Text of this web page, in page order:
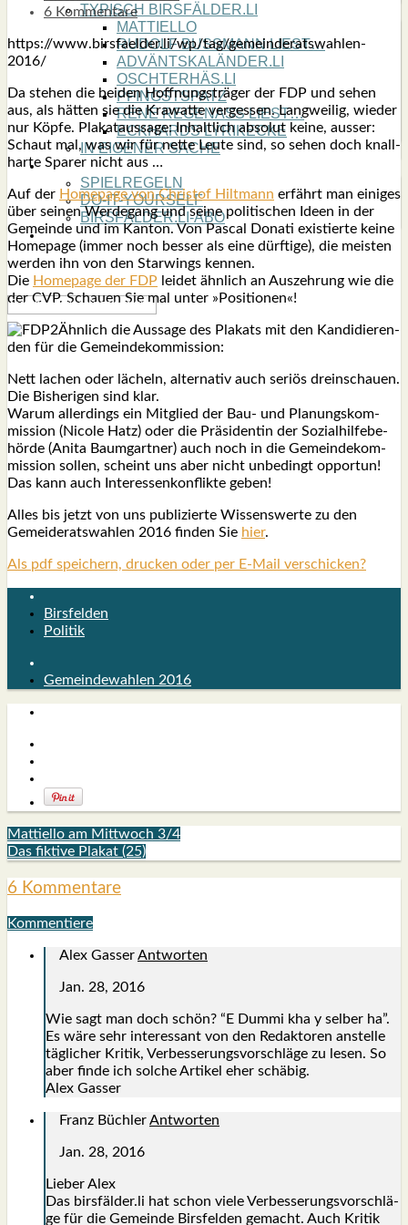
TYPISCH BIRSFÄLDER.LI
MATTIELLO
RUDOLF BUSS­MANN LIEST…
ADVÄNTSKALÄNDER.LI
OSCHTERHÄS.LI
PFINGST­SPATZ
RENÉ REGEN­ASS LIEST…
ECK­HARDS LYRIK­ECKE
IN EIGE­NER SACHE
SO GOOT’S
SPIEL­RE­GELN
DO-IT-YOUR­S­ELF
BIRSFÄLDER.LI-ABO
SHOUT­BOX
6 Kommentare
https://www.birsfaelder.li/wp/tag/gemeinderatswahlen-
2016/
Da ste­hen die bei­den Hoff­nungs­trä­ger der FDP und sehen
aus, als hät­ten sie die Kra­wat­te ver­ges­sen. Lang­wei­lig, wie­der
nur Köp­fe. Pla­kat­aus­sa­ge: Inhalt­lich abso­lut kei­ne, aus­ser:
Schaut mal, was wir für net­te Leu­te sind, so sehen doch knall­
har­te Spa­rer nicht aus …
Auf der Home­page von Chris­tof Hilt­mann erfährt man eini­ges
über sei­nen Wer­de­gang und sei­ne poli­ti­schen Ideen in der
Gemein­de und im Kan­ton. Von Pas­cal Dona­ti exis­tier­te kei­ne
Home­page (immer noch bes­ser als eine dürf­ti­ge), die meis­ten
wer­den ihn von den Star­wings ken­nen.
Die Home­page der FDP lei­det ähn­lich an Aus­zeh­rung wie die
der CVP. Schau­en Sie mal unter »Posi­tio­nen«!
Ähn­lich die Aus­sa­ge des Pla­kats mit den Kan­di­die­ren­
den für die Gemein­de­kom­mis­si­on:
Nett lachen oder lächeln, alter­na­tiv auch seri­ös drein­schau­en.
Die Bis­he­ri­gen sind klar.
War­um aller­dings ein Mit­glied der Bau- und Pla­nungs­kom­
mis­si­on (Nico­le Hatz) oder die Prä­si­den­tin der Sozi­al­hil­fe­be­
hör­de (Ani­ta Baum­gart­ner) auch noch in die Gemein­de­kom­
mis­si­on sol­len, scheint uns aber nicht unbe­dingt oppor­tun!
Das kann auch Inter­es­sen­kon­flik­te geben!
Alles bis jetzt von uns publi­zier­te Wis­sens­wer­te zu den
Gemei­de­rats­wah­len 2016 fin­den Sie hier.
Als pdf speichern, drucken oder per E-Mail verschicken?
Birsfelden
Politik
Gemeindewahlen 2016
Mattiello am Mittwoch 3/4
Das fiktive Plakat (25)
6 Kommentare
Kommentiere
Alex GasserAntworten
Jan. 28, 2016
Wie sagt man doch schön? “E Dum­mi kha y sel­ber ha”.
Es wäre sehr inter­es­sant von den Redak­to­ren anstel­le
täg­li­cher Kri­tik, Ver­bes­se­rungs­vor­schlä­ge zu lesen. So
aber fin­de ich sol­che Arti­kel eher schä­big.
Alex Gas­ser
Franz BüchlerAntworten
Jan. 28, 2016
Lie­ber Alex
Das birsfälder.li hat schon vie­le Ver­bes­se­rungs­vor­schlä­
ge für die Gemein­de Birs­fel­den gemacht. Auch Kri­tik